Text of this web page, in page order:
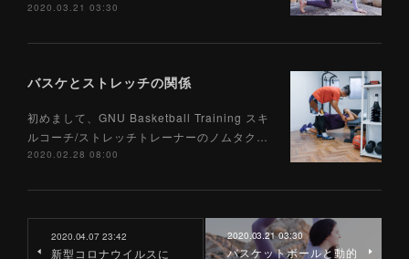
2020.03.21 03:30
バスケとストレッチの関係
初めまして、GNU Basketball Training スキ
ルコーチ/ストレッチトレーナーのノムタク…
2020.02.28 08:00
2020.04.07 23:42
新型コロナウイルスに
2020.03.21 03:30
バスケットボールと動的